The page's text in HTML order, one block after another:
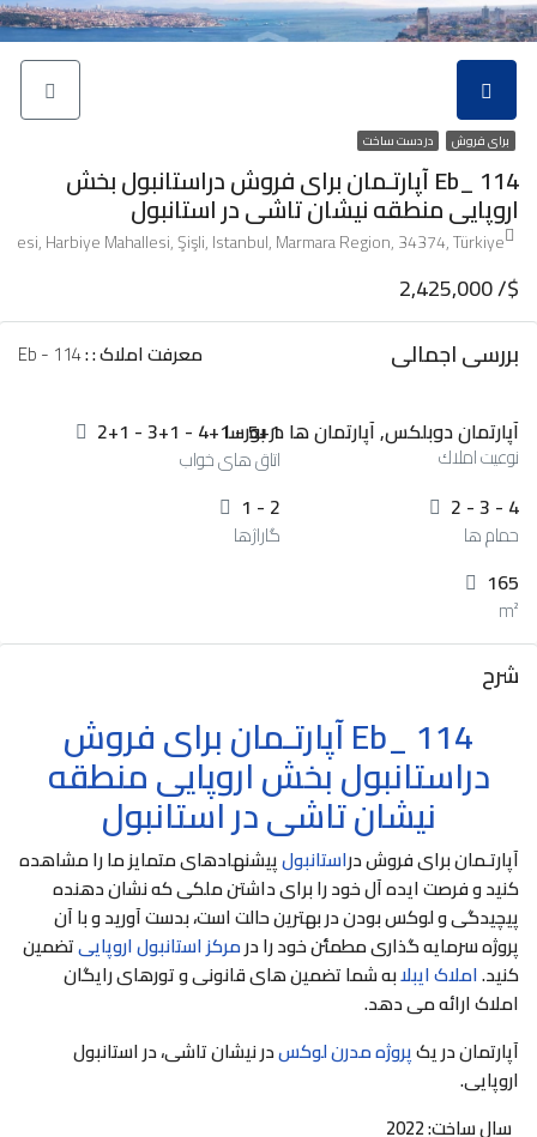
برای فروش در دست ساخت
Eb_ 114 آپارتـمان برای فروش دراستانبول بخش
اروپایی منطقه نیشان تاشی در استانبول
Harbiye Mahallesi, Şişli, Istanbul, Marmara Region, 34374, Türkiye
2,425,000 /$
بررسی اجمالی
معرفت املاک : :
آپارتمان دوبلکس, آپارتمان ها در بورسا
نوعيت املاك
2+1 - 3+1 - 4+1 - 5+1
اتاق های خواب
2 - 3 - 4
حمام ها
1 - 2
گاراژها
165
m²
شرح
Eb_ 114آپارتـمان برای فروش
دراستانبول بخش اروپایی منطقه
نیشان تاشی در استانبول
آپارتـمان برای فروش دراستانبولپیشنهادهای متمایز ما را مشاهده
کنید و فرصت ایده آل خود را برای داشتن ملکی که نشان دهنده
پیچیدگی و لوکس بودن در بهترین حالت است، بدست آورید و با آن
پروژه سرمایه گذاری مطمئن خود را درمرکز استانبول اروپاییتضمین
کنید.املاک ایبلابه شما تضمین های قانونی و تورهای رایگان
املاک ارائه می دهد.
آپارتمان در یکپروژه مدرن لوکسدر نیشان تاشی، در استانبول
اروپایی.
سال ساخت: 2022